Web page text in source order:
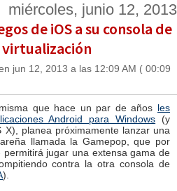
miércoles, junio 12, 2013
de iOS a su consola de
jun 12, 2013 a las 12:09 AM ( 00:09
que hace un par de años les
Android para Windows (y
X), planea próximamente lanzar una
llamada la Gamepop, que por
jugar una extensa gama de
contra la otra consola de
).